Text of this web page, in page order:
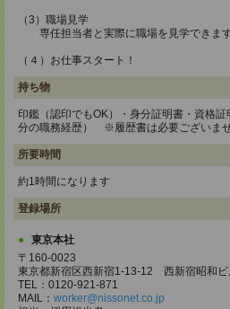
（3）職場見学
専任担当者と実際に職場を見学できます
（４）お仕事スタート！
持ち物
印鑑（認印でもOK）・身分証明書・資格
分の職務経歴） ※履歴書は必要ございま
所要時間
約1時間になります
登録場所
東京本社
〒160-0023
東京都新宿区西新宿1-13-12 西新宿昭和ビ
TEL：0120-921-871
MAIL： worker@nissonet.co.jp